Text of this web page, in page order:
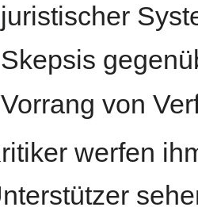
juristischer
Skepsis
Vorrang von
werfen